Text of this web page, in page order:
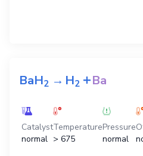
BaH2 →H2 +Ba
Catalyst
normal
Temperature
> 675
Pressure
normal